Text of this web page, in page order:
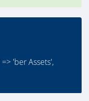
'ber Assets',